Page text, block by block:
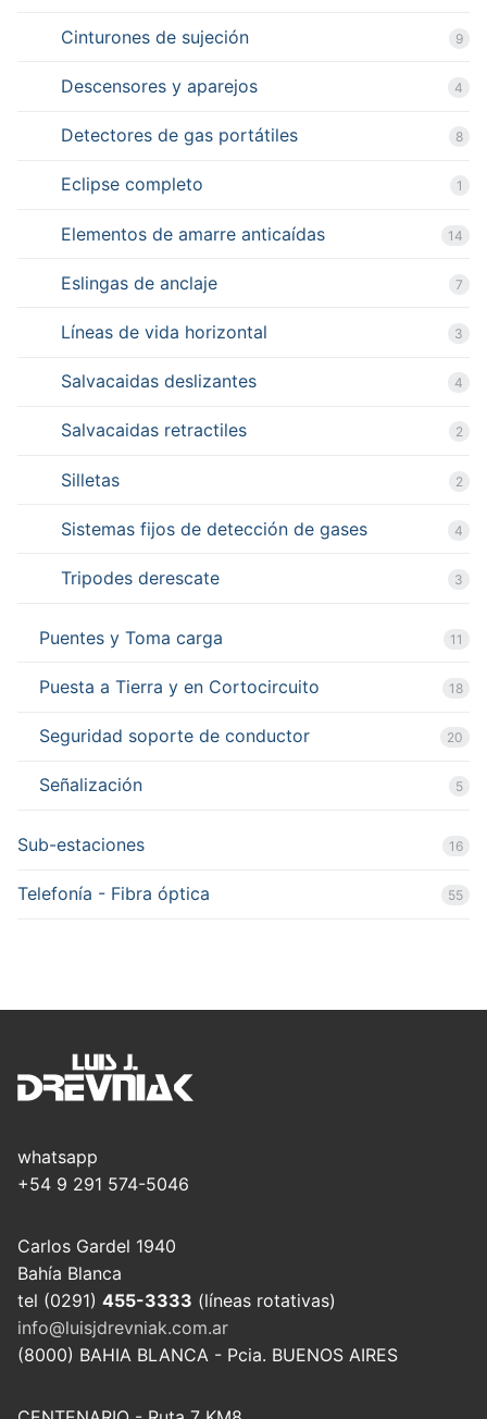
Cinturones de sujeción 9
Descensores y aparejos 4
Detectores de gas portátiles 8
Eclipse completo 1
Elementos de amarre anticaídas 14
Eslingas de anclaje 7
Líneas de vida horizontal 3
Salvacaidas deslizantes 4
Salvacaidas retractiles 2
Silletas 2
Sistemas fijos de detección de gases 4
Tripodes derescate 3
Puentes y Toma carga 11
Puesta a Tierra y en Cortocircuito 18
Seguridad soporte de conductor 20
Señalización 5
Sub-estaciones 16
Telefonía - Fibra óptica 55
whatsapp
+54 9 291 574-5046
Carlos Gardel 1940
Bahía Blanca
tel (0291) 455-3333 (líneas rotativas)
info@luisjdrevniak.com.ar
(8000) BAHIA BLANCA - Pcia. BUENOS AIRES